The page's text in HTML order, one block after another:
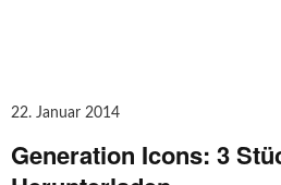
22. Januar 2014
Generation Icons: 3